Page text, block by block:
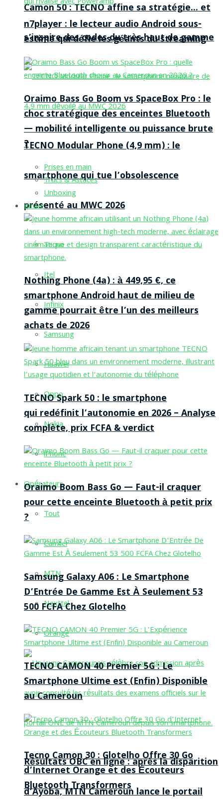
Camon 50 : TECNO affine sa stratégie… et
s’inspire des codes du très haut de gamme
TECNO Modular Phone (4,9 mm) : le
smartphone qui tue l’obsolescence
présenté au MWC 2026
Tecno
Itel
Infinix
Samsung
Huawei
Oppo
Nokia
iPhone
Opérateurs
Tout
Camtel
MTN
Nexttel
Orange
Résultats OBC en ligne : après la disparition
d’Ayoba, MTN Cameroun lance le portail
n7player : le lecteur audio Android sous-
estimé qui défie les géants du streaming
Oraimo Bass Go Boom vs SpaceBox Pro : le
choc stratégique des enceintes Bluetooth
— mobilité intelligente ou puissance brute
?
Prises en main
Trucs & Astuces
Unboxing
Revue
Nothing Phone (4a) : à 449,95 €, ce
smartphone Android haut de milieu de
gamme pourrait être l’un des meilleurs
achats de 2026
TECNO Spark 50 : le smartphone
qui redéfinit l’autonomie en 2026 – Analyse
complète, prix FCFA & verdict
Oraimo Boom Bass Go — Faut-il craquer
pour cette enceinte Bluetooth à petit prix
?
Samsung Galaxy A06 : Le Smartphone
D’Entrée De Gamme Est À Seulement 53
500 FCFA Chez Glotelho
TECNO CAMON 40 Premier 5G : Le
Smartphone Ultime est (Enfin) Disponible
au Cameroun
Tecno Camon 30 : Glotelho Offre 30 Go
d’Internet Orange et des Écouteurs
Bluetooth Transformers